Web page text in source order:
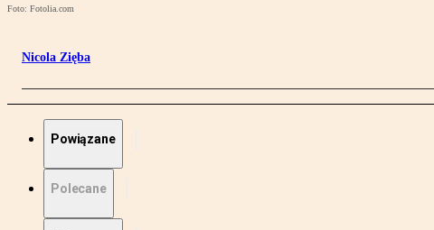
Foto: Fotolia.com
Nicola Zięba
Powiązane
Polecane